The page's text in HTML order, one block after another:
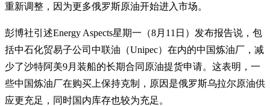
重新调整，因为更多俄罗斯原油开始进入市场。
彭博社引述Energy Aspects星期一（8月11日）发布报告说，包
括中石化贸易子公司中联油（Unipec）在内的中国炼油厂，减
少了沙特阿美9月装船的长期合同原油提货申请。这表明，一
些中国炼油厂在购买上保持克制，原因是俄罗斯乌拉尔原油供
应更充足，同时国内库存也较为充足。